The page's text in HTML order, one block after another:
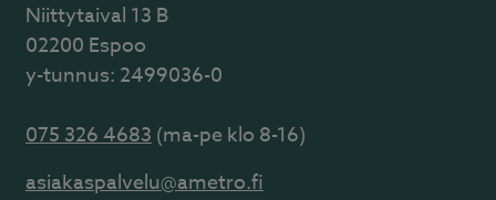
Niittytaival 13 B
02200 Espoo
y-tunnus: 2499036-0
075 326 4683(ma-pe klo 8-16)
asiakaspalvelu@ametro.fi